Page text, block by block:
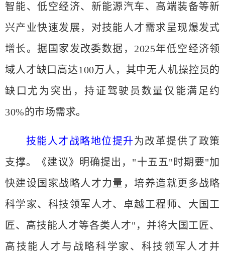
智能、低空经济、新能源汽车、高端装备等新
兴产业快速发展，对技能人才需求呈现爆发式
增长。据国家发改委数据，2025年低空经济领
域人才缺口高达100万人，其中无人机操控员的
缺口尤为突出，持证驾驶员数量仅能满足约
30%的市场需求。
技能人才战略地位提升为改革提供了政策
支撑。《建议》明确提出， "十五五"时期要"加
快建设国家战略人才力量，培养造就更多战略
科学家、科技领军人才、卓越工程师、大国工
匠、高技能人才等各类人才"，并将大国工匠、
高技能人才与战略科学家、科技领军人才并